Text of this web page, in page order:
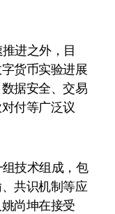
进之外，目
货币实验进展
据安全、交易
付等广泛议
技术组成，包
共识机制等应
尚坤在接受